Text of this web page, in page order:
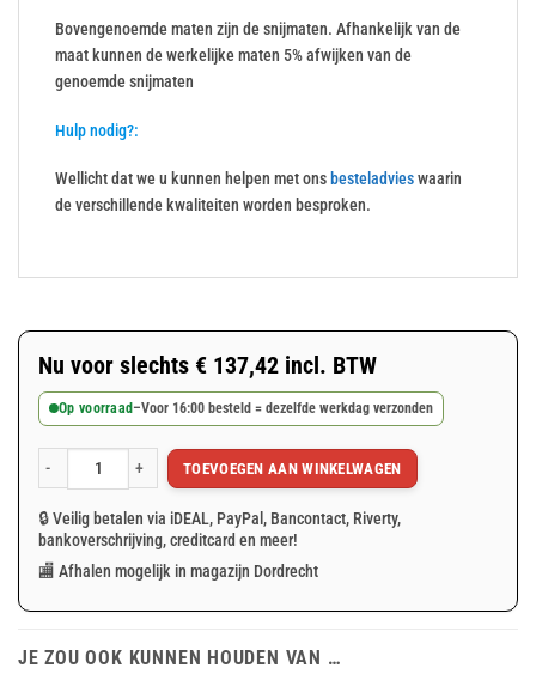
Bovengenoemde maten zijn de snijmaten. Afhankelijk van de
maat kunnen de werkelijke maten 5% afwijken van de
genoemde snijmaten
Hulp nodig?:
Wellicht dat we u kunnen helpen met ons besteladvieswaarin
de verschillende kwaliteiten worden besproken.
Nu voor slechts € 137,42 incl. BTW
Op voorraad–Voor 16:00 besteld = dezelfde werkdag verzonden
Wit afdekzeil 8x12m 250gr/m² aantalTOEVOEGEN AAN WINKELWAGEN
🔒 Veilig betalen via iDEAL, PayPal, Bancontact, Riverty,
bankoverschrijving, creditcard en meer!
🏬 Afhalen mogelijk in magazijn Dordrecht
JE ZOU OOK KUNNEN HOUDEN VAN …